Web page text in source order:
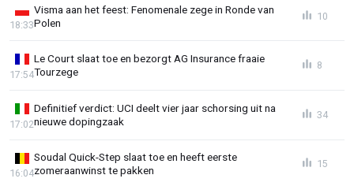
Visma aan het feest: Fenomenale zege in Ronde van
Polen
18:33
10
Le Court slaat toe en bezorgt AG Insurance fraaie
Tourzege
17:54
8
Definitief verdict: UCI deelt vier jaar schorsing uit na
nieuwe dopingzaak
17:02
34
Soudal Quick-Step slaat toe en heeft eerste
zomeraanwinst te pakken
16:04
15